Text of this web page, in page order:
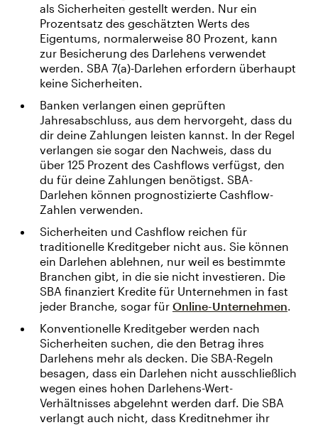
als Sicherheiten gestellt werden. Nur ein
Prozentsatz des geschätzten Werts des
Eigentums, normalerweise 80 Prozent, kann
zur Besicherung des Darlehens verwendet
werden. SBA 7(a)-Darlehen erfordern überhaupt
keine Sicherheiten.
Banken verlangen einen geprüften
Jahresabschluss, aus dem hervorgeht, dass du
dir deine Zahlungen leisten kannst. In der Regel
verlangen sie sogar den Nachweis, dass du
über 125 Prozent des Cashflows verfügst, den
du für deine Zahlungen benötigst. SBA-
Darlehen können prognostizierte Cashflow-
Zahlen verwenden.
Sicherheiten und Cashflow reichen für
traditionelle Kreditgeber nicht aus. Sie können
ein Darlehen ablehnen, nur weil es bestimmte
Branchen gibt, in die sie nicht investieren. Die
SBA finanziert Kredite für Unternehmen in fast
jeder Branche, sogar für Online-Unternehmen.
Konventionelle Kreditgeber werden nach
Sicherheiten suchen, die den Betrag ihres
Darlehens mehr als decken. Die SBA-Regeln
besagen, dass ein Darlehen nicht ausschließlich
wegen eines hohen Darlehens-Wert-
Verhältnisses abgelehnt werden darf. Die SBA
verlangt auch nicht, dass Kreditnehmer ihr